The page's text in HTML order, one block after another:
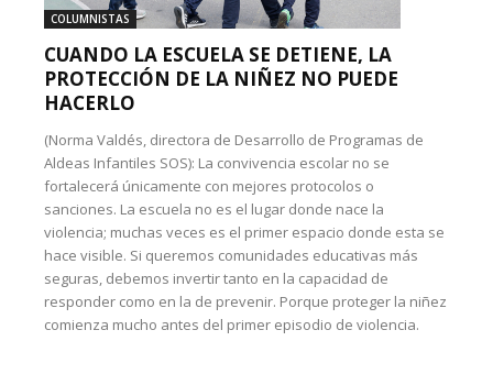
COLUMNISTAS
CUANDO LA ESCUELA SE DETIENE, LA
PROTECCIÓN DE LA NIÑEZ NO PUEDE
HACERLO
(Norma Valdés, directora de Desarrollo de Programas de
Aldeas Infantiles SOS): La convivencia escolar no se
fortalecerá únicamente con mejores protocolos o
sanciones. La escuela no es el lugar donde nace la
violencia; muchas veces es el primer espacio donde esta se
hace visible. Si queremos comunidades educativas más
seguras, debemos invertir tanto en la capacidad de
responder como en la de prevenir. Porque proteger la niñez
comienza mucho antes del primer episodio de violencia.